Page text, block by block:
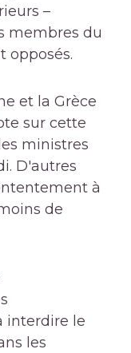
–
membres du
opposés.
et la Grèce
sur cette
ministres
D'autres
à
de
interdire le
les